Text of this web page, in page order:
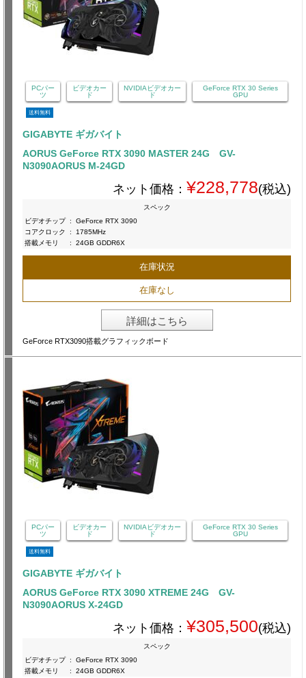
PCパー
ツ
ビデオカー
ド
NVIDIAビデオカー
ド
GeForce RTX 30 Series
GPU
送料無料
GIGABYTE ギガバイト
AORUS GeForce RTX 3090 MASTER 24G GV-
N3090AORUS M-24GD
ネット価格： ¥228,778(税込)
スペック
ビデオチップ :
GeForce RTX 3090
コアクロック
:
1785MHz
搭載メモリ
: 24GB GDDR6X
在庫状況
在庫なし
詳細はこちら
GeForce RTX3090搭載グラフィックボード
PCパー
ツ
ビデオカー
ド
NVIDIAビデオカー
ド
GeForce RTX 30 Series
GPU
送料無料
GIGABYTE ギガバイト
AORUS GeForce RTX 3090 XTREME 24G GV-
N3090AORUS X-24GD
ネット価格： ¥305,500(税込)
スペック
ビデオチップ :
GeForce RTX 3090
搭載メモリ
: 24GB GDDR6X